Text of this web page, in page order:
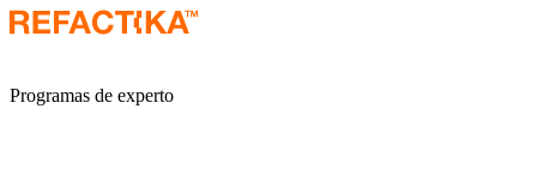
Programas de experto